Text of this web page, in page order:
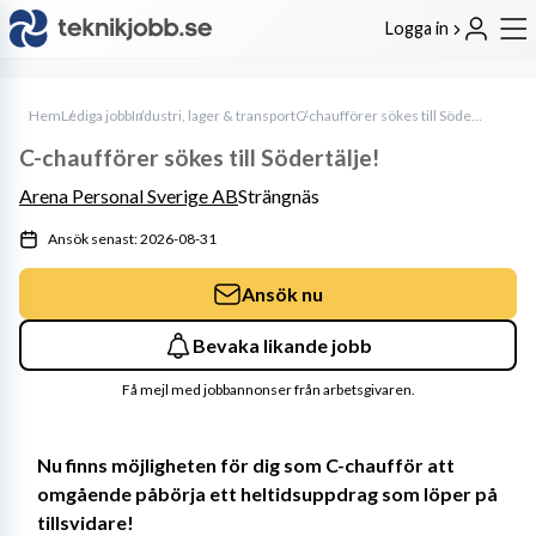
Logga in
HemLediga jobbIndustri, lager & transport C-chaufförer sökes till Södertälje!
Nu finns möjligheten för dig som C-chaufför att
omgående påbörja ett heltidsuppdrag som löper på
tillsvidare!
C-chaufförer sökes till Södertälje!
Arena Personal Sverige ABSträngnäs
Ansök senast: 2026-08-31
Ansök nu
Bevaka likande jobb
Få mejl med jobbannonser från arbetsgivaren.